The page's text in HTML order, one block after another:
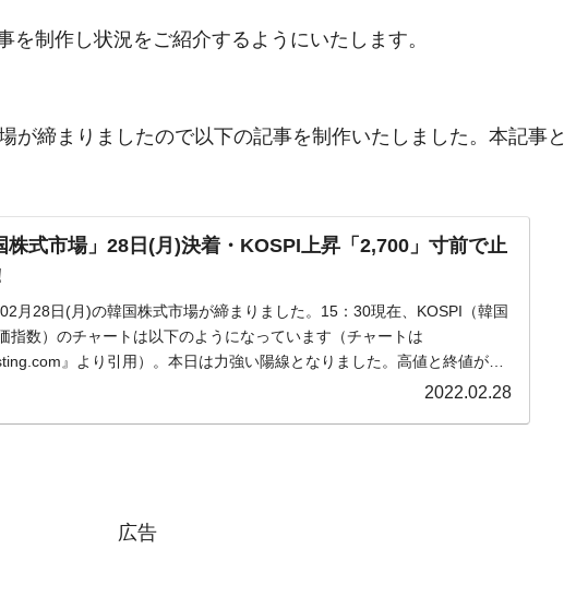
を制作し状況をご紹介するようにいたします。
が締まりましたので以下の記事を制作いたしました。本記事と
株式市場」28日(月)決着・KOSPI上昇「2,700」寸前で止
月28日(月)の韓国株式市場が締まりました。15：30現在、KOSPI（韓国
指数）のチャートは以下のようになっています（チャートは
』より引用）。本日は力強い陽線となりました。高値と終値が同
2022.02.28
広告